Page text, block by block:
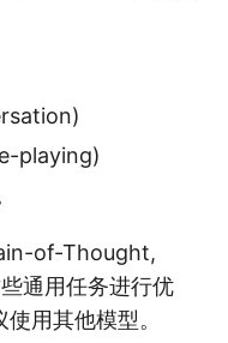
playing)
of-Thought,
通用任务进行优
用其他模型。